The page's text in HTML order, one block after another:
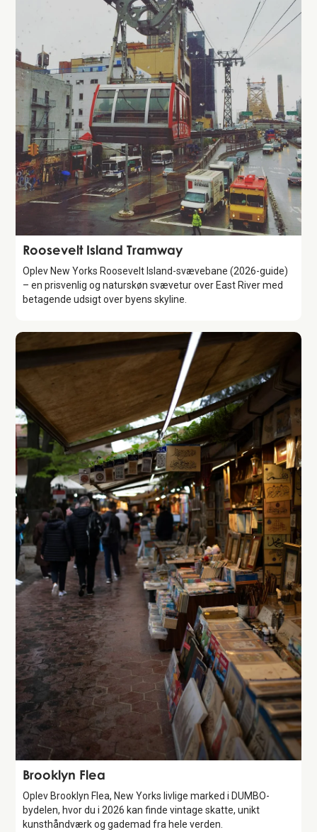
Attraction
Roosevelt Island Tramway
Oplev New Yorks Roosevelt Island-svævebane (2026-guide)
– en prisvenlig og naturskøn svævetur over East River med
betagende udsigt over byens skyline.
Attraction
Brooklyn Flea
Oplev Brooklyn Flea, New Yorks livlige marked i DUMBO-
bydelen, hvor du i 2026 kan finde vintage skatte, unikt
kunsthåndværk og gademad fra hele verden.